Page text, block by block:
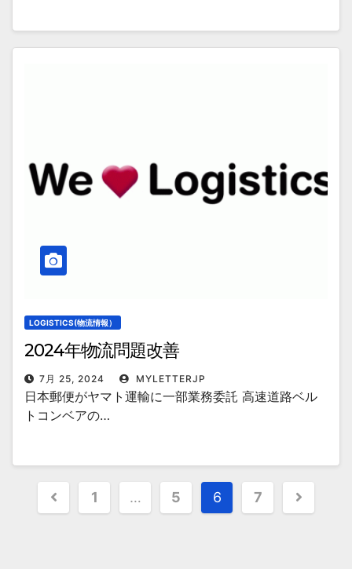
LOGISTICS(物流情報）
2024年物流問題改善
7月 25, 2024 MYLETTERJP
日本郵便がヤマト運輸に一部業務委託 高速道路ベル
トコンベアの…
投
1 … 5 6 7